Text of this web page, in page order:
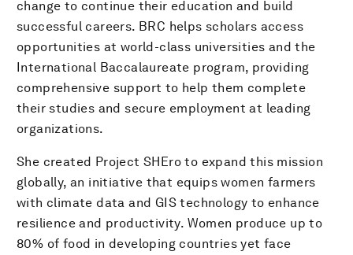
change to continue their education and build
successful careers. BRC helps scholars access
opportunities at world-class universities and the
International Baccalaureate program, providing
comprehensive support to help them complete
their studies and secure employment at leading
organizations.
She created Project SHEro to expand this mission
globally, an initiative that equips women farmers
with climate data and GIS technology to enhance
resilience and productivity. Women produce up to
80% of food in developing countries yet face